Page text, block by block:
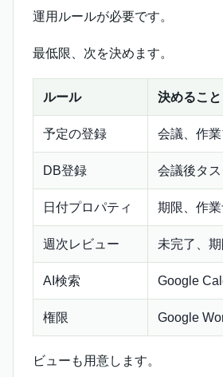
運用ルールが必要です。
最低限、次を決めます。
ルール 決めること
予定の登録 会議、作
DB登録 会議後タ
日付プロパティ 期限、作
週次レビュー 未完了、
AI検索 Google
権限 Google
ビューも用意します。